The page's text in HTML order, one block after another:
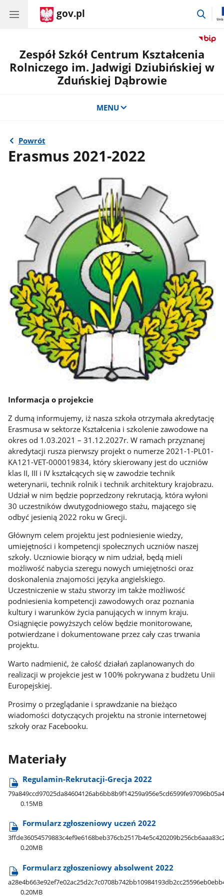
gov.pl
Zespół Szkół Centrum Kształcenia
Rolniczego im. Jadwigi Dziubińskiej w
Zduńskiej Dąbrowie
MENU
Powrót
Erasmus 2021-2022
Informacja o projekcie
Z dumą informujemy, iż nasza szkoła otrzymała akredytację
Erasmusa w sektorze Kształcenia i szkolenie zawodowe na
okres od 1.03.2021 – 31.12.2027r. W ramach przyznanej
akredytacji rusza pierwszy projekt o numerze 2021-1-PL01-
KA121-VET-000019834, który skierowany jest do uczniów
klas II, III i IV kształcących się w zawodzie technik
weterynarii, technik rolnik i technik architektury krajobrazu.
Udział w nim będzie poprzedzony rekrutacją, która wyłoni
30 uczestników dwutygodniowego stażu, mającego się
odbyć jesienią 2022 roku w Grecji.
Głównym celem projektu jest podniesienie wiedzy,
umiejętności i kompetencji społecznych uczniów naszej
szkoły. Uczniowie biorący w nim udział, będą mieli
możliwość nabycia szeregu nowych umiejętności oraz
doskonalenia znajomości języka angielskiego.
Uczestniczenie w stażu stworzy im także możliwość
podniesienia kompetencji zawodowych oraz poznania
kultury i warunków życia panujących w innym kraju.
Osiągnięcie powyższych celów będzie monitorowane,
potwierdzane i dokumentowane przez cały czas trwania
projektu.
Warto nadmienić, że całość działań zaplanowanych do
realizacji w projekcie jest w 100% pokrywana z budżetu Unii
Europejskiej.
Prosimy o przeglądanie i sprawdzanie na bieżąco
wiadomości dotyczących projektu na stronie internetowej
szkoły oraz Facebooku.
Materiały
Regulamin-Rekrutacji-Grecja 2022
0.15MB
Formularz zgłoszeniowy uczeń 2022
0.20MB
Formularz zgłoszeniowy absolwent 2022
0.20MB